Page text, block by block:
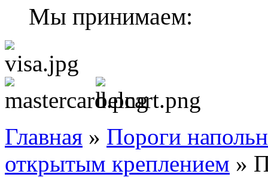
Мы принимаем:
Главная » Пороги
открытым креплением »